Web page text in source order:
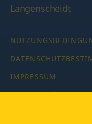
Langenscheidt
IMPRESSUM